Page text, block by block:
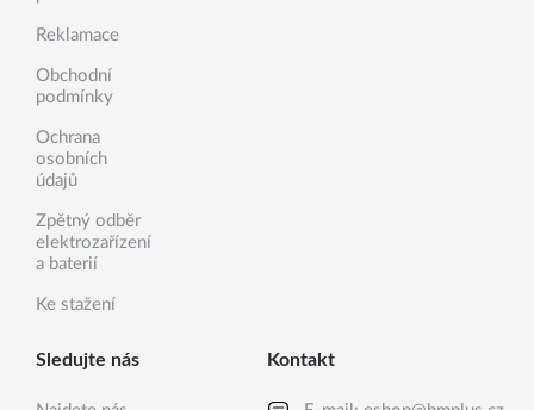
Reklamace
Obchodní
podmínky
Ochrana
osobních
údajů
Zpětný odběr
elektrozařízení
a baterií
Ke stažení
Sledujte nás Kontakt